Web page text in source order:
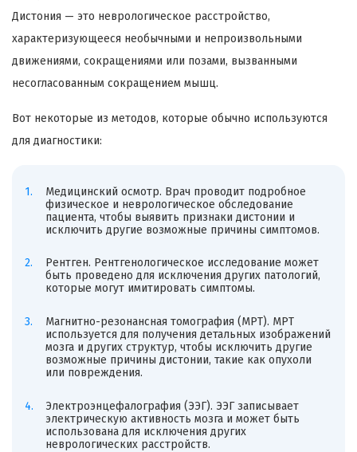
Дистония — это неврологическое расстройство,
характеризующееся необычными и непроизвольными
движениями, сокращениями или позами, вызванными
несогласованным сокращением мышц.
Вот некоторые из методов, которые обычно используются
для диагностики:
Медицинский осмотр. Врач проводит подробное
физическое и неврологическое обследование
пациента, чтобы выявить признаки дистонии и
исключить другие возможные причины симптомов.
Рентген. Рентгенологическое исследование может
быть проведено для исключения других патологий,
которые могут имитировать симптомы.
Магнитно-резонансная томография (МРТ). МРТ
используется для получения детальных изображений
мозга и других структур, чтобы исключить другие
возможные причины дистонии, такие как опухоли
или повреждения.
Электроэнцефалография (ЭЭГ). ЭЭГ записывает
электрическую активность мозга и может быть
использована для исключения других
неврологических расстройств.